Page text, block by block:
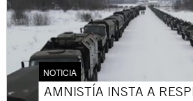
NOTICIA
AMNISTÍA INSTA A